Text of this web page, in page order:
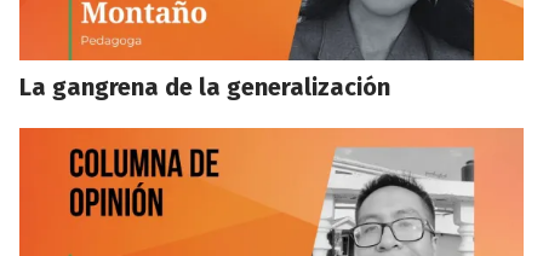
La gangrena de la generalización